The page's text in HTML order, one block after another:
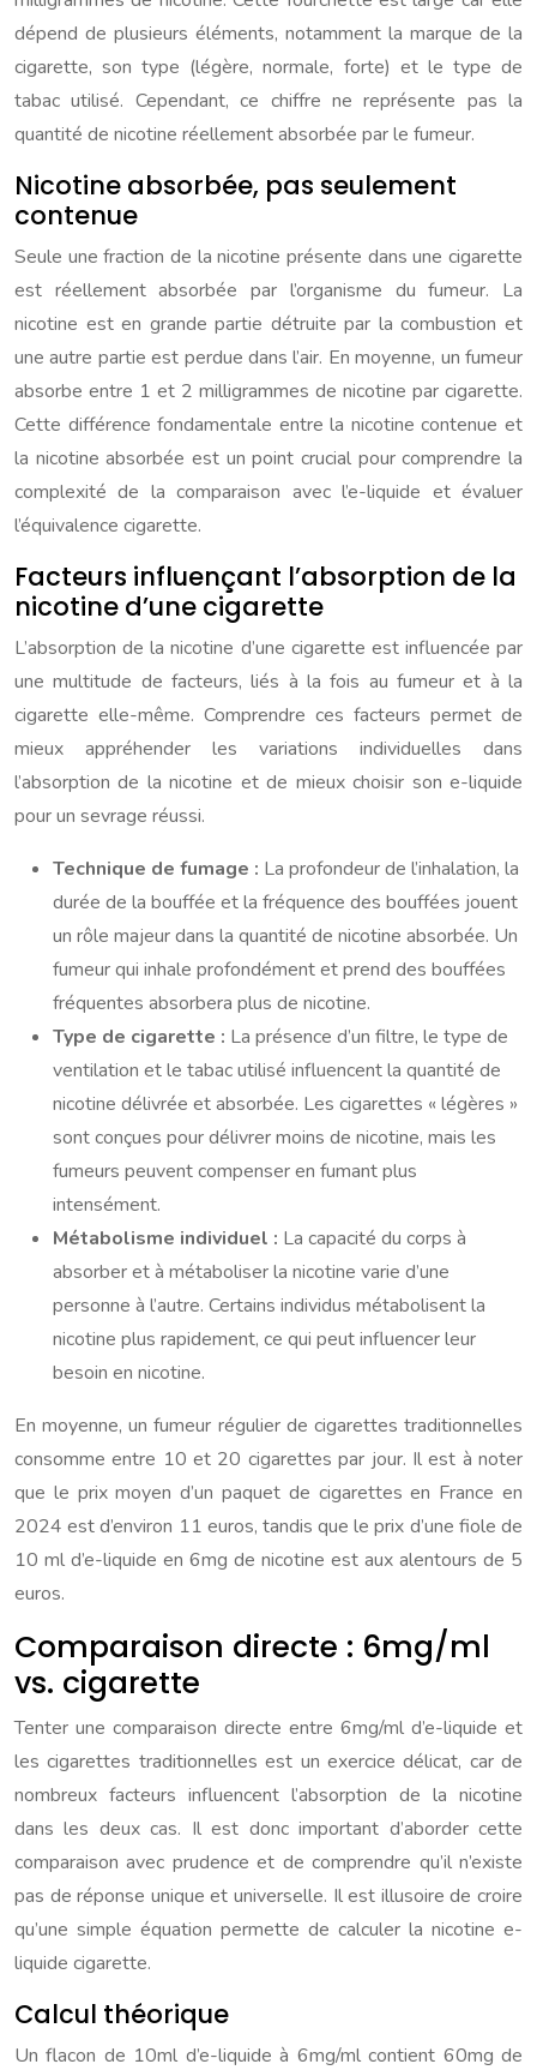
dépend de plusieurs éléments, notamment la marque de la
cigarette, son type (légère, normale, forte) et le type de
tabac utilisé. Cependant, ce chiffre ne représente pas la
quantité de nicotine réellement absorbée par le fumeur.
Nicotine absorbée, pas seulement
contenue
Seule une fraction de la nicotine présente dans une cigarette
est réellement absorbée par l’organisme du fumeur. La
nicotine est en grande partie détruite par la combustion et
une autre partie est perdue dans l’air. En moyenne, un fumeur
absorbe entre 1 et 2 milligrammes de nicotine par cigarette.
Cette différence fondamentale entre la nicotine contenue et
la nicotine absorbée est un point crucial pour comprendre la
complexité de la comparaison avec l’e-liquide et évaluer
l’équivalence cigarette.
Facteurs influençant l’absorption de la
nicotine d’une cigarette
L’absorption de la nicotine d’une cigarette est influencée par
une multitude de facteurs, liés à la fois au fumeur et à la
cigarette elle-même. Comprendre ces facteurs permet de
mieux appréhender les variations individuelles dans
l’absorption de la nicotine et de mieux choisir son e-liquide
pour un sevrage réussi.
Technique de fumage : La profondeur de l’inhalation, la
durée de la bouffée et la fréquence des bouffées jouent
un rôle majeur dans la quantité de nicotine absorbée. Un
fumeur qui inhale profondément et prend des bouffées
fréquentes absorbera plus de nicotine.
Type de cigarette : La présence d’un filtre, le type de
ventilation et le tabac utilisé influencent la quantité de
nicotine délivrée et absorbée. Les cigarettes « légères »
sont conçues pour délivrer moins de nicotine, mais les
fumeurs peuvent compenser en fumant plus
intensément.
Métabolisme individuel : La capacité du corps à
absorber et à métaboliser la nicotine varie d’une
personne à l’autre. Certains individus métabolisent la
nicotine plus rapidement, ce qui peut influencer leur
besoin en nicotine.
En moyenne, un fumeur régulier de cigarettes traditionnelles
consomme entre 10 et 20 cigarettes par jour. Il est à noter
que le prix moyen d’un paquet de cigarettes en France en
2024 est d’environ 11 euros, tandis que le prix d’une fiole de
10 ml d’e-liquide en 6mg de nicotine est aux alentours de 5
euros.
Comparaison directe : 6mg/ml
vs. cigarette
Tenter une comparaison directe entre 6mg/ml d’e-liquide et
les cigarettes traditionnelles est un exercice délicat, car de
nombreux facteurs influencent l’absorption de la nicotine
dans les deux cas. Il est donc important d’aborder cette
comparaison avec prudence et de comprendre qu’il n’existe
pas de réponse unique et universelle. Il est illusoire de croire
qu’une simple équation permette de calculer la nicotine e-
liquide cigarette.
Calcul théorique
Un flacon de 10ml d’e-liquide à 6mg/ml contient 60mg de